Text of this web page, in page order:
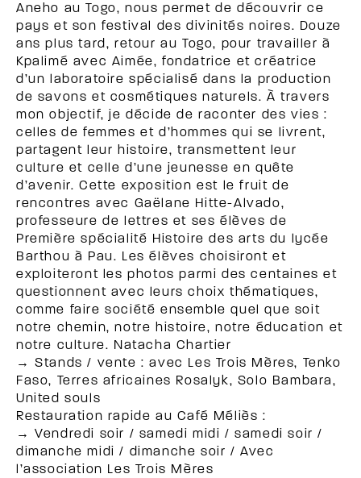
Aneho au Togo, nous permet de découvrir ce
pays et son festival des divinités noires. Douze
ans plus tard, retour au Togo, pour travailler à
Kpalimé avec Aimée, fondatrice et créatrice
d’un laboratoire spécialisé dans la production
de savons et cosmétiques naturels. À travers
mon objectif, je décide de raconter des vies :
celles de femmes et d’hommes qui se livrent,
partagent leur histoire, transmettent leur
culture et celle d’une jeunesse en quête
d’avenir. Cette exposition est le fruit de
rencontres avec Gaëlane Hitte-Alvado,
professeure de lettres et ses élèves de
Première spécialité Histoire des arts du lycée
Barthou à Pau. Les élèves choisiront et
exploiteront les photos parmi des centaines et
questionnent avec leurs choix thématiques,
comme faire société ensemble quel que soit
notre chemin, notre histoire, notre éducation et
notre culture. Natacha Chartier
→ Stands / vente : avec Les Trois Mères, Tenko
Faso, Terres africaines Rosalyk, Solo Bambara,
United souls
Restauration rapide au Café Méliès :
→ Vendredi soir / samedi midi / samedi soir /
dimanche midi / dimanche soir / Avec
l’association Les Trois Mères